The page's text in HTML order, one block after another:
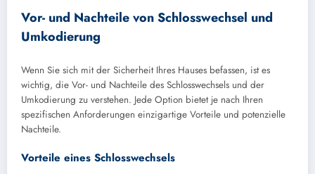
Vor- und Nachteile von Schlosswechsel und
Umkodierung
Wenn Sie sich mit der Sicherheit Ihres Hauses befassen, ist es
wichtig, die Vor- und Nachteile des Schlosswechsels und der
Umkodierung zu verstehen. Jede Option bietet je nach Ihren
spezifischen Anforderungen einzigartige Vorteile und potenzielle
Nachteile.
Vorteile eines Schlosswechsels